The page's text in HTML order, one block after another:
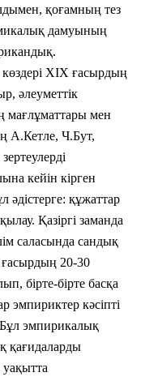
қоғамның тез
дамуының
ХІХ ғасырдың
әлеуметтік
мағлұматтары мен
А.Кетле, Ч.Бут,
кейін кірген
әдістерге: құжаттар
Қазіргі заманда
саласында сандық
20-30
бірте-бірте басқа
эмпириктер кәсіпті
Бұл эмпирикалық
қағидаларды